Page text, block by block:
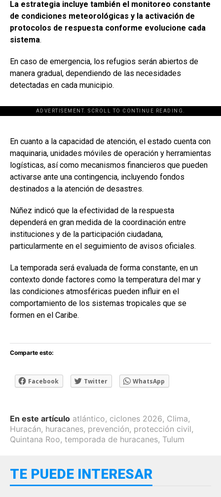
La estrategia incluye también el monitoreo constante
de condiciones meteorológicas y la activación de
protocolos de respuesta conforme evolucione cada
sistema.
En caso de emergencia, los refugios serán abiertos de
manera gradual, dependiendo de las necesidades
detectadas en cada municipio.
ADVERTISEMENT. SCROLL TO CONTINUE READING.
[adsforwp id="243463"]
En cuanto a la capacidad de atención, el estado cuenta con
maquinaria, unidades móviles de operación y herramientas
logísticas, así como mecanismos financieros que pueden
activarse ante una contingencia, incluyendo fondos
destinados a la atención de desastres.
Núñez indicó que la efectividad de la respuesta
dependerá en gran medida de la coordinación entre
instituciones y de la participación ciudadana,
particularmente en el seguimiento de avisos oficiales.
La temporada será evaluada de forma constante, en un
contexto donde factores como la temperatura del mar y
las condiciones atmosféricas pueden influir en el
comportamiento de los sistemas tropicales que se
formen en el Caribe.
Comparte esto:
Facebook Twitter WhatsApp
En este artículo atlántico, ciclones 2026, Clima,
Huracán, huracanes, prevención, protección civil,
Quintana Roo, temporada de huracanes, Tulum
TE PUEDE INTERESAR